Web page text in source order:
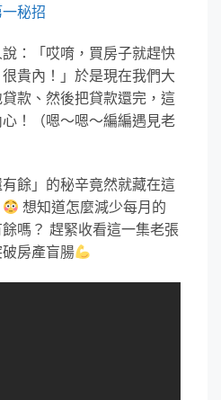
秘招
：「哎唷，買房子就趕快
貴內！」於是現在我們大
款、然後把貸款還完，這
！（嗯～嗯～編編遇見老
餘」的秘辛竟然就藏在這
想知道怎麼減少每月的
嗎？ 趕緊收看這一集老張
房產盲腸